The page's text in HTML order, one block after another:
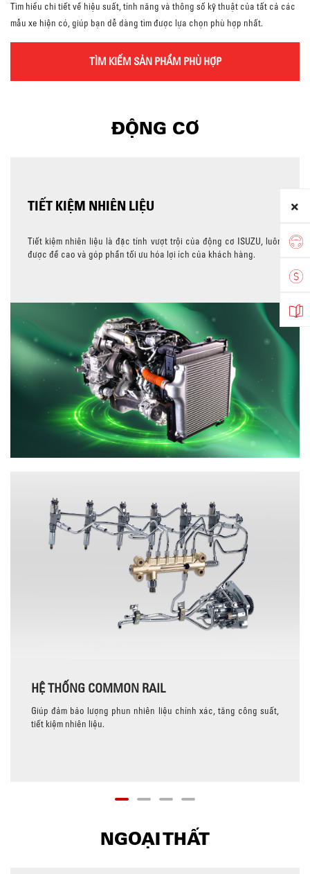
Tìm hiểu chi tiết về hiệu suất, tính năng và thông số kỹ thuật của tất cả các
mẫu xe hiện có, giúp bạn dễ dàng tìm được lựa chọn phù hợp nhất.
TÌM KIẾM SẢN PHẨM PHÙ HỢP
ĐỘNG CƠ
TIẾT KIỆM NHIÊN LIỆU
Tiết kiệm nhiên liệu là đặc tính vượt trội của động cơ ISUZU, luôn
được đề cao và góp phần tối ưu hóa lợi ích của khách hàng.
HỆ THỐNG COMMON RAIL
Giúp đảm bảo lượng phun nhiên liệu chính xác, tăng công suất,
tiết kiệm nhiên liệu.
NGOẠI THẤT